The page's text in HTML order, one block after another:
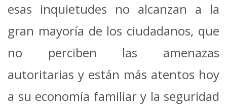
esas inquietudes no alcanzan a la
gran mayoría de los ciudadanos, que
no perciben las amenazas
autoritarias y están más atentos hoy
a su economía familiar y la seguridad